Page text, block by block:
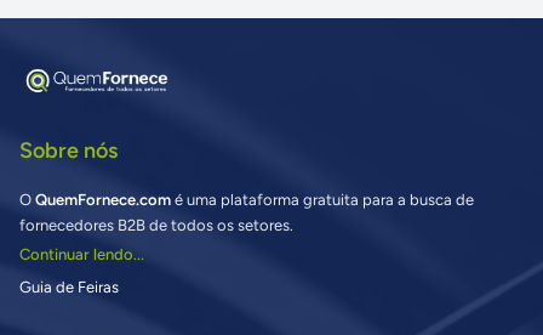
Sobre nós
O QuemFornece.com é uma plataforma gratuita para a busca de
fornecedores B2B de todos os setores.
Continuar lendo...
Guia de Feiras